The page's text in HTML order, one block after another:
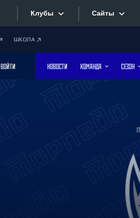
Клубы
Дивизион Боброва
Лада
Сайты
Фотобанк
ШКОЛА
ВОЙТИ НОВОСТИ КОМАНДА СЕЗОН